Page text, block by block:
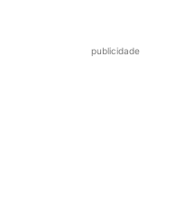
publicidade